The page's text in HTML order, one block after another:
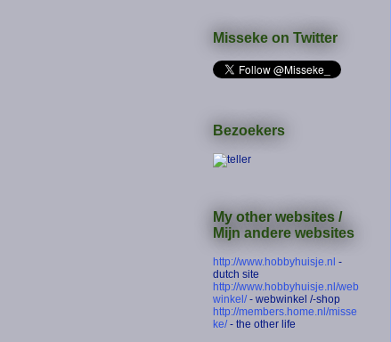
Misseke on Twitter
Bezoekers
My other websites /
Mijn andere websites
http://www.hobbyhuisje.nl -
dutch site
http://www.hobbyhuisje.nl/web
winkel/- webwinkel /-shop
http://members.home.nl/misse
ke/- the other life